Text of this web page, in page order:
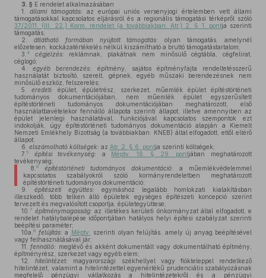
3. § E rendelet alkalmazásában
1.
állami támogatás: az európai uniós versenyjogi értelemben vett állami
támogatásokkal kapcsolatos eljárásról és a regionális támogatási térképről szóló
37/2011. (III. 22.) Korm. rendelet (a továbbiakban: Atr.) 2. § 1. pontja szerinti
támogatás;
2.
átlátható formában nyújtott támogatás:
olyan támogatás, amelynél
előzetesen, kockázatértékelés nélkül kiszámítható a bruttó támogatástartalom;
3. 4 cégjelzés: reklámnak, plakátnak nem minősülő cégtábla, cégfelirat,
céglogó;
4.
egyéb berendezés:
építmény, sajátos építményfajta rendeltetésszerű
használatát biztosító, szerelt, gépnek, egyéb műszaki berendezésnek nem
minősülő eszköz, felszerelés;
5.
eredeti: épület, épületrész, szerkezet, műemlék épület építéstörténeti
tudományos dokumentációjában, nem műemlék épület egyszerűsített
építéstörténeti tudományos dokumentációjában meghatározott, első
használatbavételekor fennálló állapota szerinti állapot, illetve amennyiben az
épület jelenlegi használatával, funkciójával kapcsolatos szempontok ezt
indokolják, úgy építéstörténeti tudományos dokumentáció alapján a Kiemelt
Nemzeti Emlékhely Bizottság (a továbbiakban: KNEB) által elfogadott, ettől eltérő
állapot;
6. elszámolható költségek: az Atr. 2. § 6. pontja szerinti költségek;
7. 5 építési tevékenység: a Méptv. 16. § 29. pontjában meghatározott
tevékenység;
8. 6 építéstörténeti tudományos dokumentáció: a műemlékvédelemmel
kapcsolatos szabályokról szóló kormányrendeletben meghatározott
építéstörténeti tudományos dokumentáció;
9.
építészeti együttes: egymáshoz legalább homlokzati kialakításban
illeszkedő, több telken álló épületek egységes építészeti koncepció szerint
tervezett és megvalósított csoportja, épületegyüttese;
10. 7 építménymagasság: az illetékes kerületi önkormányzat által elfogadott, e
rendelet hatálybalépése időpontjában hatályos helyi építési szabályzat szerinti
beépítési paraméter;
10a. 8 felújítás: a Méptv.
szerinti olyan felújítás, amely új anyag beépítésével
vagy felhasználásával jár;
11.
fennálló: meglévő és akként dokumentált vagy dokumentálható építmény,
építményrész, szerkezet vagy egyéb elem;
12.
hitelintézet: magyarországi székhellyel vagy fiókteleppel rendelkező
hitelintézet, valamint a hitelintézettel egyenértékű prudenciális szabályozásnak
megfelelő pénzügyi vállalkozás a hitelintézetekről és a pénzügyi